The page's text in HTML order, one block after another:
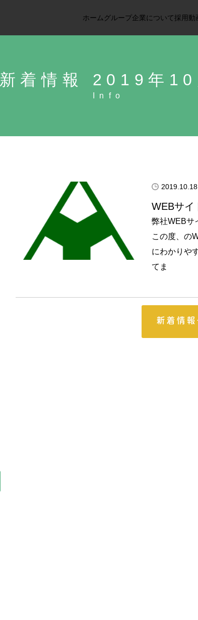
ホーム グループ企業について採用動
新着情報 2019年10
2019.10.18
WEBサイ
弊社WEBサ
この度、の
にわかりや
てま
新着情報